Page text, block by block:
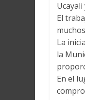
El
La
la
En el